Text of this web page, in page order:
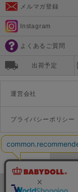
メルマガ登録
Instagram
よくあるご質問
出荷予定
運営会社
プライバシーポリシー
©Disney ©Disney/Pixar